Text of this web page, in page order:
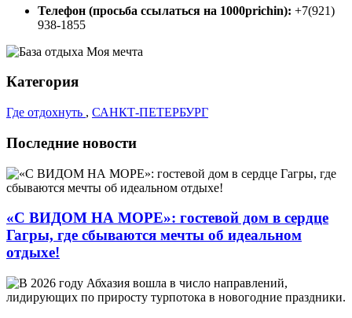
Телефон (просьба ссылаться на 1000prichin): +7(921)
938-1855
Категория
Где отдохнуть , САНКТ-ПЕТЕРБУРГ
Последние новости
«С ВИДОМ НА МОРЕ»: гостевой дом в сердце
Гагры, где сбываются мечты об идеальном
отдыхе!